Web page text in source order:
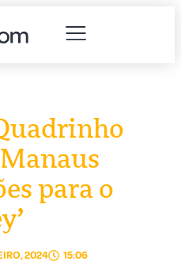
para o
2024 15:06